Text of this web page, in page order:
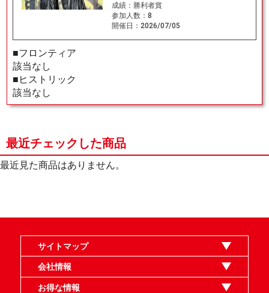
成績： 勝利者賞
参加人数： 8
開催日： 2026/07/05
■フロンティア
該当なし
■ヒストリック
該当なし
最近チェックした商品
最近見た商品はありません。
サイトマップ
オンラインショップ
買取
記事
選手一覧
デッキ検索
デッキ構築
イベント・大会
店舗のご案内
お問い合わせ
ヘルプ
FAQ
会社情報
利用規約
スタッフ募集
特定商取引法表示
個人情報保護指針
企業情報
お得な情報